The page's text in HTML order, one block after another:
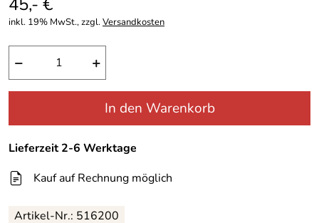
inkl. 19% MwSt., zzgl.Versandkosten
− +
In den Warenkorb
Lieferzeit 2-6 Werktage
Kauf auf Rechnung möglich
Artikel-Nr.: 516200